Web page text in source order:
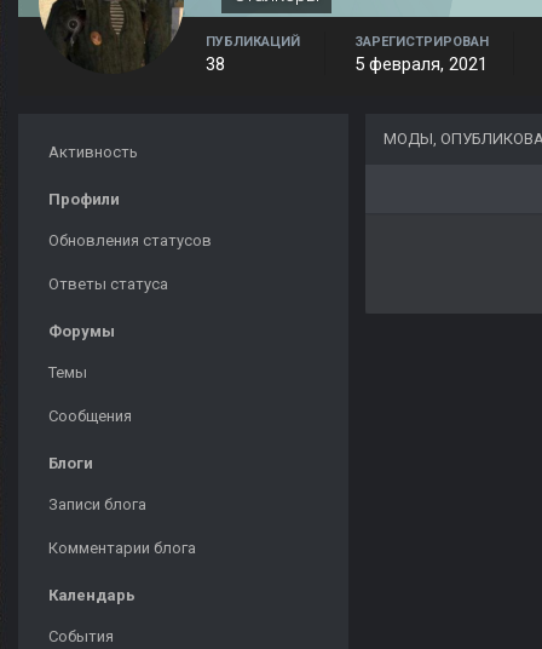
ПУБЛИКАЦИЙ
38
ЗАРЕГИСТРИРОВАН
5 февраля, 2021
Активность
Профили
Обновления статусов
Ответы статуса
Форумы
Темы
Сообщения
Блоги
Записи блога
Комментарии блога
Календарь
События
МОДЫ,